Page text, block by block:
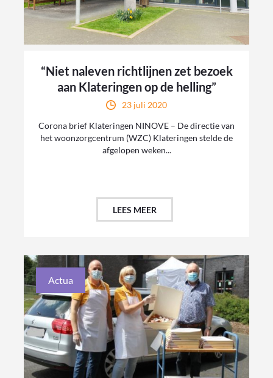
“Niet naleven richtlijnen zet bezoek
aan Klateringen op de helling”
23 juli 2020
Corona brief Klateringen NINOVE – De directie van
het woonzorgcentrum (WZC) Klateringen stelde de
afgelopen weken...
LEES MEER
Actua